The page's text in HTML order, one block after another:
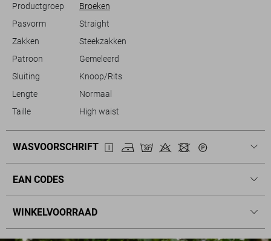
Productgroep
Broeken
Pasvorm
Straight
Zakken
Steekzakken
Patroon
Gemeleerd
Sluiting
Knoop/Rits
Lengte
Normaal
Taille
High waist
WASVOORSCHRIFT
EAN CODES
WINKELVOORRAAD